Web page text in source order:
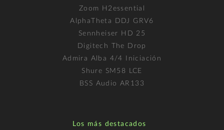
Zoom H2essential
AlphaTheta DDJ GRV6
Sennheiser HD 25
Digitech The Drop
Admira Alba 4/4 Iniciación
Shure SM58 LCE
BSS Audio AR133
Los más destacados